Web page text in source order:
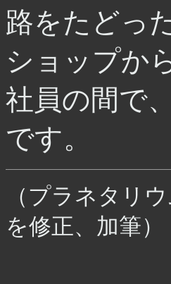
路をたどっ
ショップか
社員の間で
です。
（プラネタリ
を修正、加筆